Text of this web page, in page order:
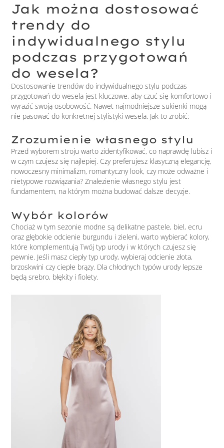
Jak można dostosować
trendy do
indywidualnego stylu
podczas przygotowań
do wesela?
Dostosowanie trendów do indywidualnego stylu podczas
przygotowań do wesela jest kluczowe, aby czuć się komfortowo i
wyrazić swoją osobowość. Nawet najmodniejsze sukienki mogą
nie pasować do konkretnej stylistyki wesela. Jak to zrobić:
Zrozumienie własnego stylu
Przed wyborem stroju warto zidentyfikować, co naprawdę lubisz i
w czym czujesz się najlepiej. Czy preferujesz klasyczną elegancję,
nowoczesny minimalizm, romantyczny look, czy może odważne i
nietypowe rozwiązania? Znalezienie własnego stylu jest
fundamentem, na którym można budować dalsze decyzje.
Wybór kolorów
Chociaż w tym sezonie modne są delikatne pastele, biel, ecru
oraz głębokie odcienie burgundu i zieleni, warto wybierać kolory,
które komplementują Twój typ urody i w których czujesz się
pewnie. Jeśli masz ciepły typ urody, wybieraj odcienie złota,
brzoskwini czy ciepłe brązy. Dla chłodnych typów urody lepsze
będą srebro, błękity i fiolety.